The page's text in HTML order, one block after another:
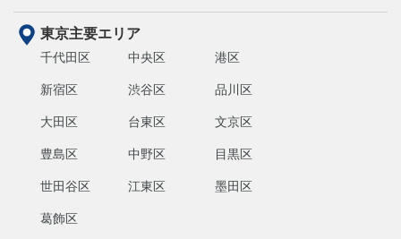
東京主要エリア
千代田区 中央区 港区
新宿区 渋谷区 品川区
大田区 台東区 文京区
豊島区 中野区 目黒区
世田谷区 江東区 墨田区
葛飾区